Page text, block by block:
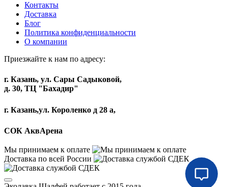
Контакты
Доставка
Блог
Политика конфиденциальности
О компании
Приезжайте к нам по адресу:
г. Казань, ул. Сары Садыковой,
д. 30, ТЦ "Бахадир"
г. Казань,ул. Короленко д 28 а,
СОК АквАрена
Мы принимаем к оплате
Доставка по всей России